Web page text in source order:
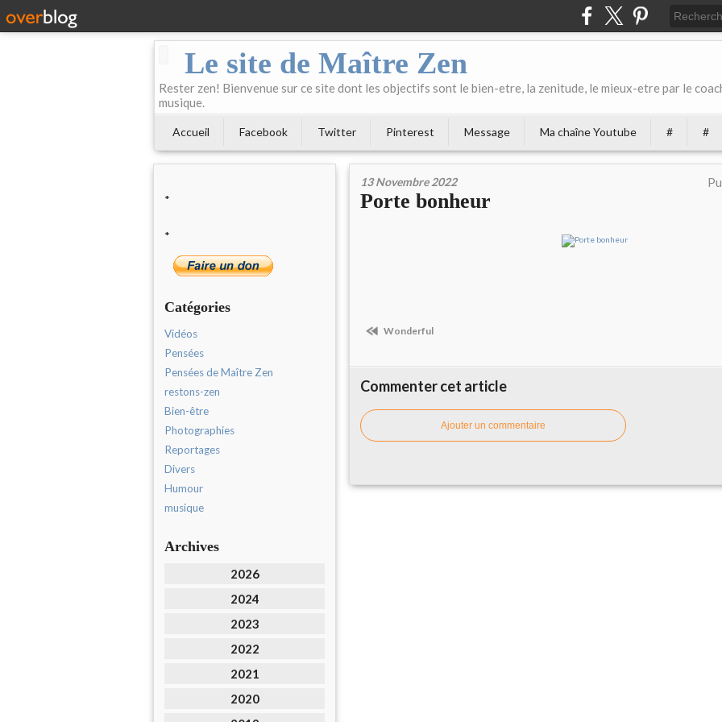
Le site de Maître Zen
Rester zen! Bienvenue sur ce site dont les objectifs sont le bien-etre, la zenitude, le mieux-etre par le
musique.
Accueil Facebook Twitter Pinterest Message Ma chaîne Youtube # #
*
*
Catégories
Vidéos
Pensées
Pensées de Maître Zen
restons-zen
Bien-être
Photographies
Reportages
Divers
Humour
musique
Archives
2026
2024
2023
2022
2021
2020
13 Novembre 2022
Porte bonheur
Wonderful
Commenter cet article
Ajouter un commentaire